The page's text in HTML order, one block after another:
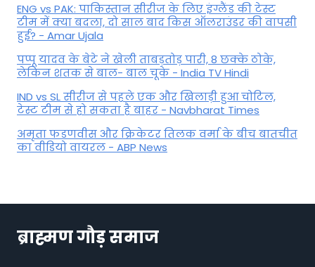
ENG vs PAK: पाकिस्तान सीरीज के लिए इंग्लैंड की टेस्ट
टीम में क्या बदला, दो साल बाद किस ऑलराउंडर की वापसी
हुई? - Amar Ujala
पप्पू यादव के बेटे ने खेली ताबड़तोड़ पारी, 8 छक्के ठोके,
लेकिन शतक से बाल- बाल चूके - India TV Hindi
IND vs SL सीरीज से पहले एक और खिलाड़ी हुआ चोटिल,
टेस्ट टीम से हो सकता है बाहर - Navbharat Times
अमृता फडणवीस और क्रिकेटर तिलक वर्मा के बीच बातचीत
का वीडियो वायरल - ABP News
ब्राह्मण गौड़ समाज